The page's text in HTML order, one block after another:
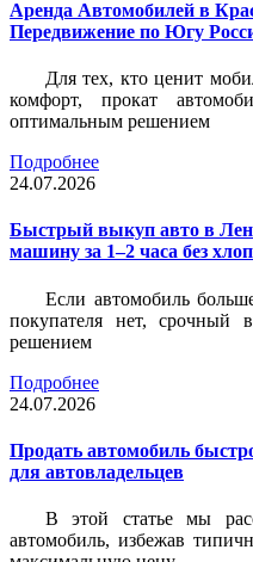
Аренда Автомобилей в
Передвижение по Югу
Для тех, кто ценит
комфорт, прокат
оптимальным решением
Подробнее
24.07.2026
Быстрый выкуп авто в
машину за 1–2 часа без
Если автомобиль
покупателя нет, срочный
решением
Подробнее
24.07.2026
Продать автомобиль
для автовладельцев
В этой статье мы
автомобиль, избежав